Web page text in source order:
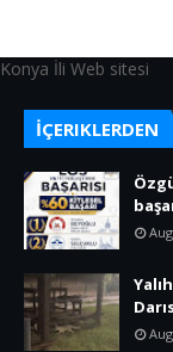
Konya İli Web sitesi
İÇERIKLERDEN